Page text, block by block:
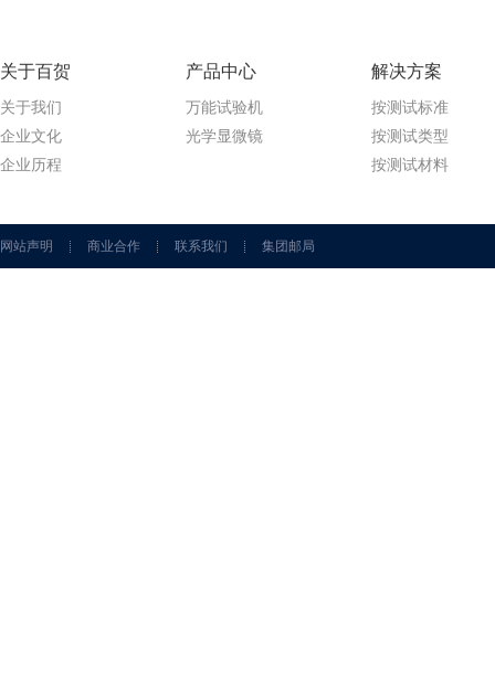
关于百贺
关于我们
企业文化
企业历程
产品中心
万能试验机
光学显微镜
解决方案
按测试标准
按测试类型
按测试材料
网站声明 商业合作 联系我们 集团邮局